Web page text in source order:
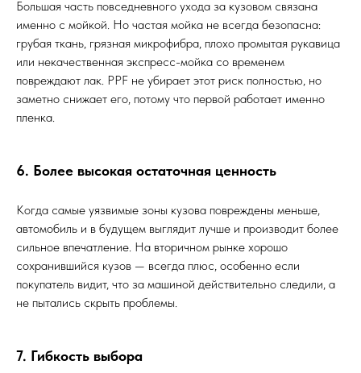
Большая часть повседневного ухода за кузовом связана
именно с мойкой. Но частая мойка не всегда безопасна:
грубая ткань, грязная микрофибра, плохо промытая рукавица
или некачественная экспресс-мойка со временем
повреждают лак. PPF не убирает этот риск полностью, но
заметно снижает его, потому что первой работает именно
пленка.
6. Более высокая остаточная ценность
Когда самые уязвимые зоны кузова повреждены меньше,
автомобиль и в будущем выглядит лучше и производит более
сильное впечатление. На вторичном рынке хорошо
сохранившийся кузов — всегда плюс, особенно если
покупатель видит, что за машиной действительно следили, а
не пытались скрыть проблемы.
7. Гибкость выбора